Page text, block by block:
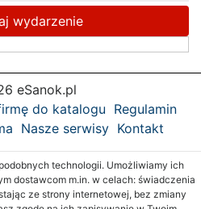
wydarzenie
eSanok.pl
do katalogu Regulamin
Nasze serwisy Kontakt
technologii. Umożliwiamy ich
dostawcom m.in. w celach: świadczenia
ze strony internetowej, bez zmiany